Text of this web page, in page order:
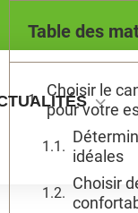
Table des
Choisir le
pour votre
idéales
Choisir